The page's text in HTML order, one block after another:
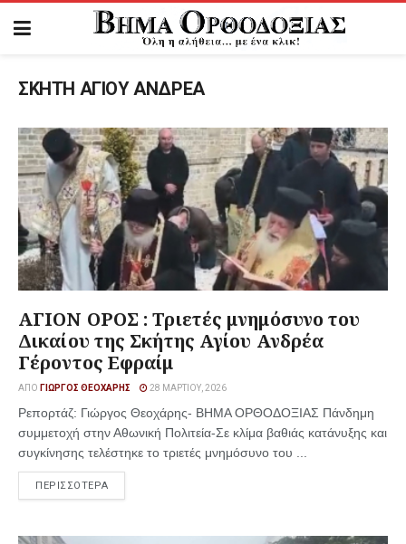
ΣΚΗΤΗ ΑΓΙΟΥ ΑΝΔΡΕΑ
ΑΓΙΟΝ ΟΡΟΣ : Τριετές μνημόσυνο του
Δικαίου της Σκήτης Αγίου Ανδρέα
Γέροντος Εφραίμ
ΑΠΌ ΓΙΏΡΓΟΣ ΘΕΟΧΆΡΗΣ 28 ΜΑΡΤΊΟΥ, 2026
Ρεπορτάζ: Γιώργος Θεοχάρης- ΒΗΜΑ ΟΡΘΟΔΟΞΙΑΣ Πάνδημη
συμμετοχή στην Αθωνική Πολιτεία-Σε κλίμα βαθιάς κατάνυξης και
συγκίνησης τελέστηκε το τριετές μνημόσυνο του ...
ΠΕΡΙΣΣΟΤΕΡΑ